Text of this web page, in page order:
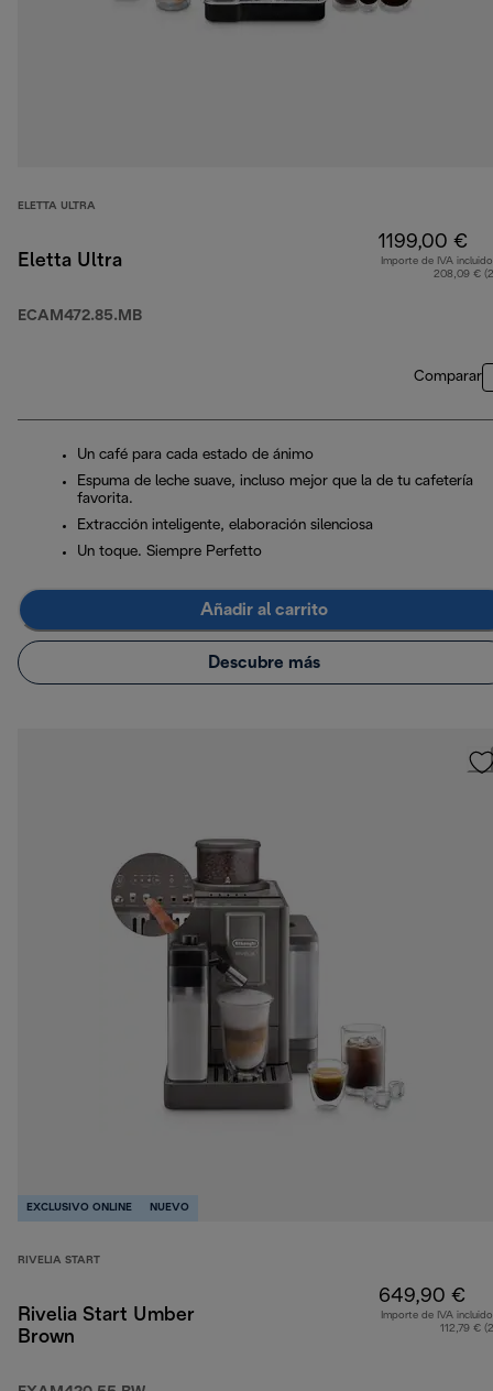
ELETTA ULTRA
Eletta Ultra
ECAM472.85.MB
1199,00 €
Importe de IVA
208,09 €
Comparar
Un café para cada estado de ánimo
Espuma de leche suave, incluso mejor que la de tu cafetería
favorita.
Extracción inteligente, elaboración silenciosa
Un toque. Siempre Perfetto
Añadir al carrito
Descubre más
EXCLUSIVO ONLINE NUEVO
RIVELIA START
Rivelia Start Umber
Brown
649,90 €
Importe de IVA
112,79 €